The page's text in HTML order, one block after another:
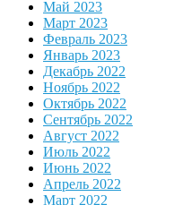
Май 2023
Март 2023
Февраль 2023
Январь 2023
Декабрь 2022
Ноябрь 2022
Октябрь 2022
Сентябрь 2022
Август 2022
Июль 2022
Июнь 2022
Апрель 2022
Март 2022